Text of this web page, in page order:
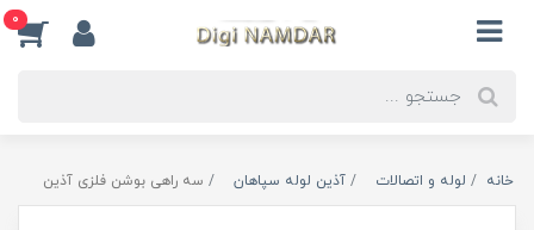
0
خانه لوله و اتصالات آذین لوله سپاهان سه راهی بوشن فلزی آذین